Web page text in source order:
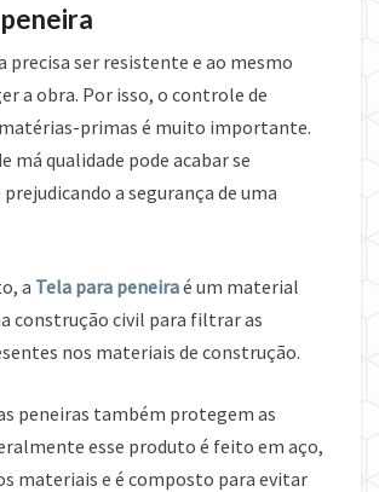
precisa ser resistente e ao mesmo
a obra. Por isso, o controle de
matérias-primas é muito importante.
má qualidade pode acabar se
a segurança de uma
a Tela para peneiraé um material
construção civil para filtrar as
nos materiais de construção.
peneiras também protegem as
esse produto é feito em aço,
materiais e é composto para evitar